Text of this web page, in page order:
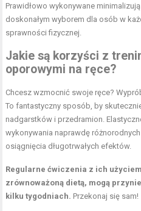
Prawidłowo wykonywane
doskonałym wyborem dla osób w
sprawności fizycznej.
Jakie są korzyści z
oporowymi na ręce?
Chcesz wzmocnić swoje ręce?
To fantastyczny sposób, by
nadgarstków i przedramion.
wykonywania naprawdę
osiągnięcia długotrwałych efektów.
Regularne ćwiczenia z ich
zrównoważoną dietą, mogą
kilku tygodniach. Przekonaj się sam!